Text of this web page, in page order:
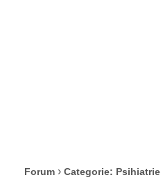
Forum › Categorie: Psihiatrie